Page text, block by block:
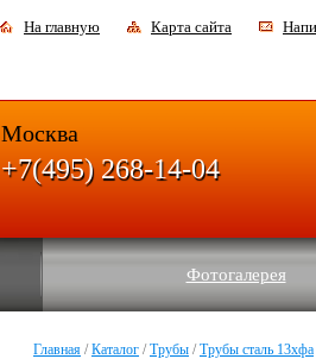
На главную Карта сайта
Фотогалерея
Москва
+7(495) 268-14-04
Главная /Каталог /Трубы /Трубы сталь 13хфа